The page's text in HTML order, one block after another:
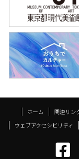
ホーム 関連リン
ウェブアクセシビリティ